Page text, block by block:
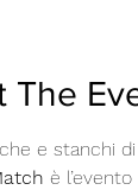
The
e stanchi
è